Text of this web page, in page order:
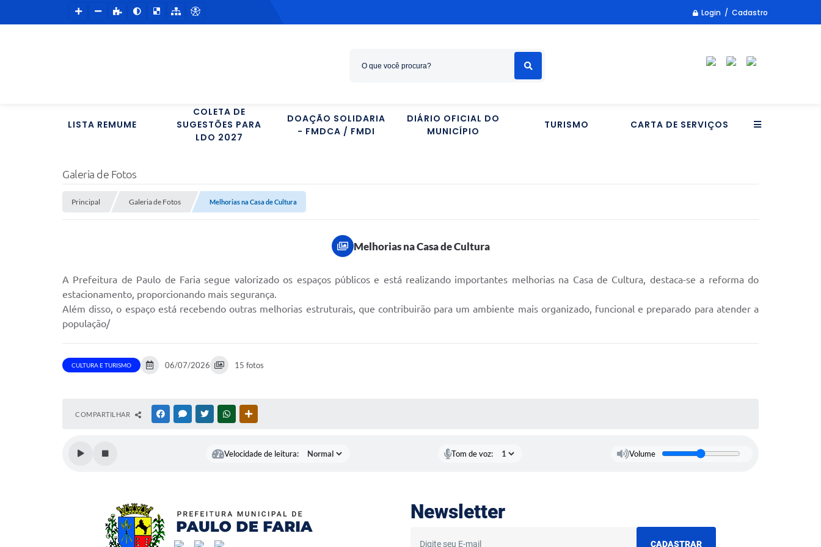
Login / Cadastro
LISTA REMUME
COLETA DE
SUGESTÕES PARA
LDO 2027
DOAÇÃO SOLIDARIA
- FMDCA / FMDI
DIÁRIO OFICIAL DO
MUNICÍPIO
TURISMO CARTA DE SERVIÇOS
Galeria de Fotos
Principal Galeria de Fotos Melhorias na Casa de Cultura
Melhorias na Casa de Cultura
A Prefeitura de Paulo de Faria segue valorizado os espaços públicos e está realizando importantes melhorias na Casa de Cultura, destaca-se a reforma do
estacionamento, proporcionando mais segurança.
Além disso, o espaço está recebendo outras melhorias estruturais, que contribuirão para um ambiente mais organizado, funcional e preparado para atender a
população/
CULTURA E TURISMO 06/07/2026 15 fotos
COMPARTILHAR FACEBOOKMESSENGER
TWITTERWHATSAPP
Velocidade de leitura: Tom de voz: Volume
Newsletter
CADASTRAR